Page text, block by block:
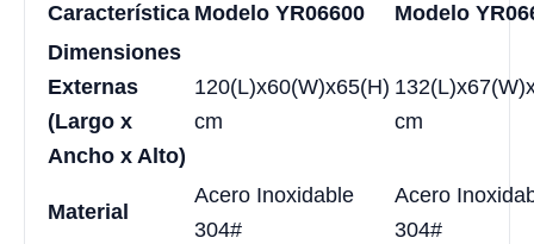
Característica Modelo YR06600
Modelo
Dimensiones
Externas
(Largo x
Ancho x Alto)
120(L)x60(W)x65(H)
cm
cm
Material
Acero Inoxidable
304#
Acero
304#